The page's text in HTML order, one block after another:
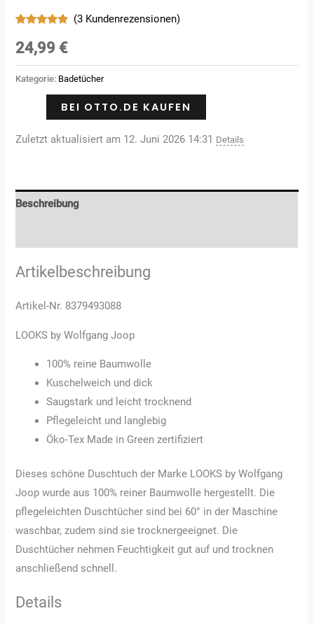
mit 4.67
von 5,
basierend
Kundenbewertungen
(3 Kundenrezensionen)
24,99 €
Kategorie: Badetücher
BEI OTTO.DE KAUFEN
Zuletzt aktualisiert am 12. Juni 2026 14:31 Details
Beschreibung
Artikelbeschreibung
Artikel-Nr. 8379493088
LOOKS by Wolfgang Joop
100% reine Baumwolle
Kuschelweich und dick
Saugstark und leicht trocknend
Pflegeleicht und langlebig
Öko-Tex Made in Green zertifiziert
Dieses schöne Duschtuch der Marke LOOKS by Wolfgang
Joop wurde aus 100% reiner Baumwolle hergestellt. Die
pflegeleichten Duschtücher sind bei 60° in der Maschine
waschbar, zudem sind sie trocknergeeignet. Die
Duschtücher nehmen Feuchtigkeit gut auf und trocknen
anschließend schnell.
Details